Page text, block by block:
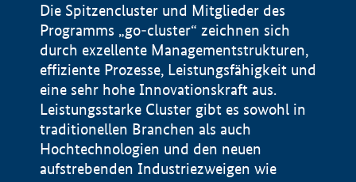
Die Spitzencluster und Mitglieder des
Programms „go-cluster“ zeichnen sich
durch exzellente Managementstrukturen,
effiziente Prozesse, Leistungsfähigkeit und
eine sehr hohe Innovationskraft aus.
Leistungsstarke Cluster gibt es sowohl in
traditionellen Branchen als auch
Hochtechnologien und den neuen
aufstrebenden Industriezweigen wie